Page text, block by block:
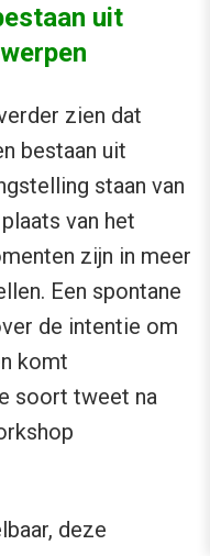
uit
zien dat
bestaan uit
staan van
van het
zijn in meer
Een spontane
de intentie om
komt
soort tweet na
deze